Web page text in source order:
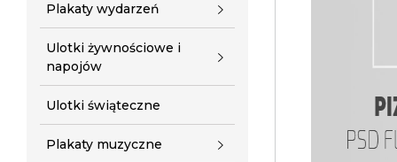
Plakaty wydarzeń
Ulotki żywnościowe i
napojów
Ulotki świąteczne
Plakaty muzyczne